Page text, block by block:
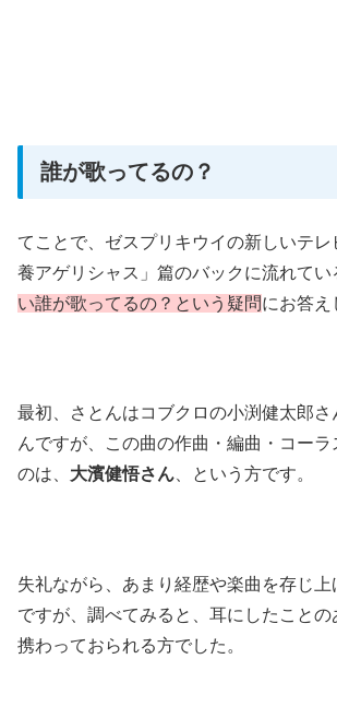
誰が歌ってるの？
てことで、ゼスプリキウイの新しいテ
養アゲリシャス」篇のバックに流れてい
い誰が歌ってるの？という疑問にお答え
最初、さとんはコブクロの小渕健太郎さ
んですが、
この曲の作曲・編曲・コー
のは、 大濱健悟さん 、という方です。
失礼ながら、あまり経歴や楽曲を存じ
ですが、調べてみると、耳にしたことの
携わっておられる方でした。